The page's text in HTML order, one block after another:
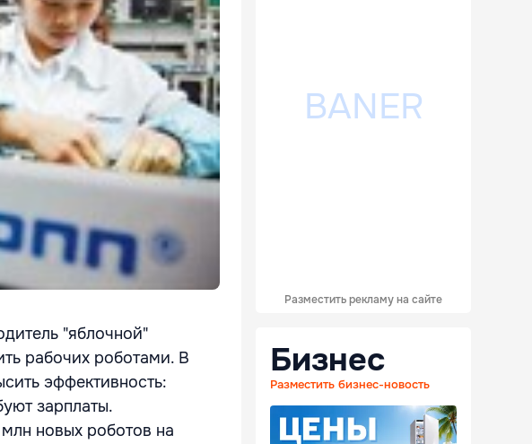
"яблочной"
рабочих роботами. В
эффективность:
зарплаты.
новых роботов на
Разместить рекламу на сайте
Бизнес
Разместить бизнес-новость